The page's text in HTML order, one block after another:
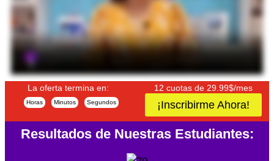
La oferta termina en:
Horas Minutos Segundos
12 cuotas de 29.99$/mes
¡Inscribirme Ahora!
Resultados de Nuestras Estudiantes: